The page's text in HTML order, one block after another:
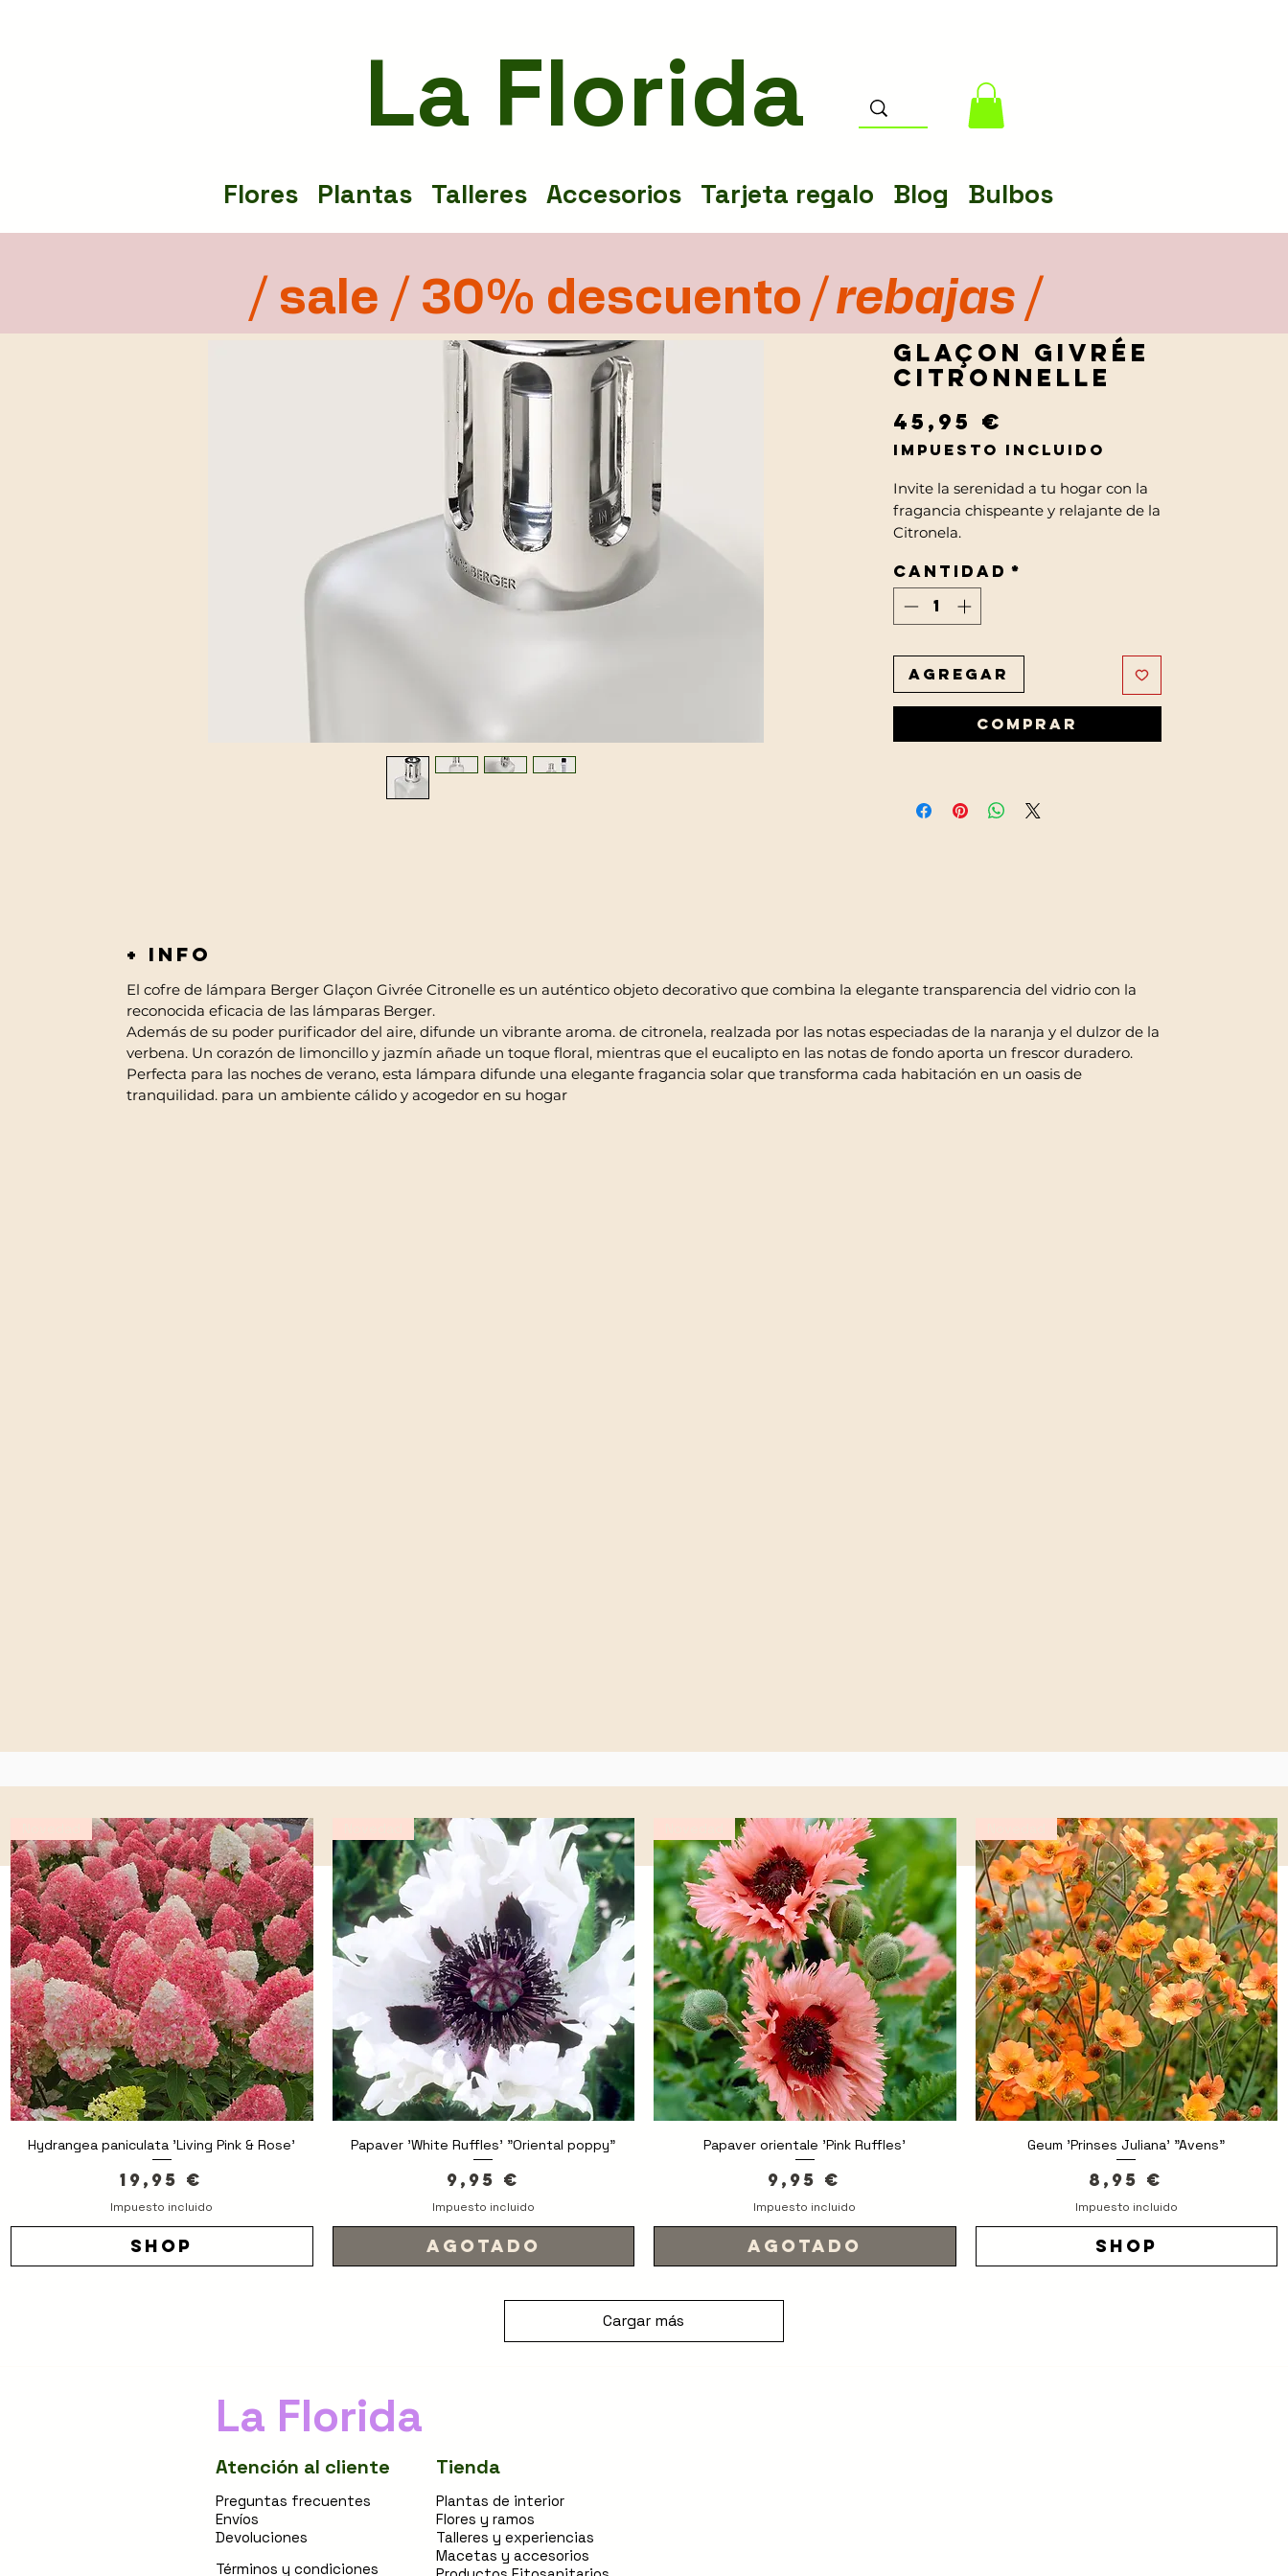
La Florida
Flores Plantas Talleres Accesorios Tarjeta regalo Blog Bulbos
Glaçon Givrée
Citronnelle
45,95 €
Impuesto incluido
Invite la serenidad a tu hogar con la
fragancia chispeante y relajante de la
Citronela.
Cantidad *
Agregar
Comprar
+ info
El cofre de lámpara Berger Glaçon Givrée Citronelle es un auténtico objeto decorativo que combina la elegante transparencia del vidrio con la
reconocida eficacia de las lámparas Berger.
Además de su poder purificador del aire, difunde un vibrante aroma. de citronela, realzada por las notas especiadas de la naranja y el dulzor de la
verbena. Un corazón de limoncillo y jazmín añade un toque floral, mientras que el eucalipto en las notas de fondo aporta un frescor duradero.
Perfecta para las noches de verano, esta lámpara difunde una elegante fragancia solar que transforma cada habitación en un oasis de
tranquilidad. para un ambiente cálido y acogedor en su hogar
Vista rápida
Hydrangea paniculata 'Living Pink & Rose'
Precio
19,95 €
Impuesto incluido
shop
Vista rápida
Papaver 'White Ruffles' "Oriental poppy"
Precio
9,95 €
Impuesto incluido
Agotado
Vista rápida
Papaver orientale 'Pink Ruffles'
Precio
9,95 €
Impuesto incluido
Agotado
Vista rápida
Geum 'Prinses Juliana' "Avens"
Precio
8,95 €
Impuesto incluido
shop
Cargar más
/ sale / 30% descuento / rebajas /
La Florida
Atención al cliente
Preguntas frecuentes
Envíos
Devoluciones
Términos y condiciones
Tienda
Plantas de interior
Flores y ramos
Talleres y experiencias
Macetas y accesorios